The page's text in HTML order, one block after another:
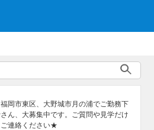
岡市東区、大野城市月の浦でご勤務下
ん、大募集中です。ご質問や見学だけ
連絡ください★